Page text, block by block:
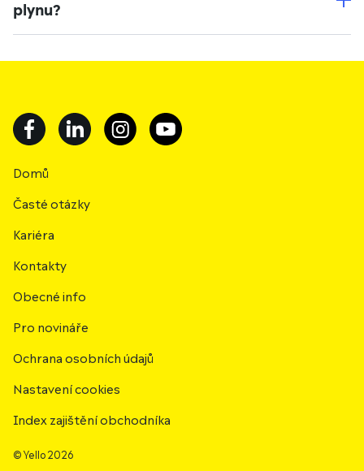
plynu?
Domů
Časté otázky
Kariéra
Kontakty
Obecné info
Pro novináře
Ochrana osobních údajů
Nastavení cookies
Index zajištění obchodníka
© Yello 2026